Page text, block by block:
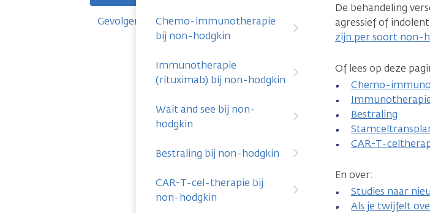
Chemo-immunotherapie
bij non-hodgkin
Immunotherapie
(rituximab) bij non-hodgkin
Wait and see bij non-
hodgkin
Bestraling bij non-hodgkin
CAR-T-cel-therapie bij
non-hodgkin
Gevolgen
De behandeling
agressief of
zijn per soort non-
Of lees op deze
Chemo-
Bestraling
CAR-T-
En over:
Studies naar
Als je twijfelt